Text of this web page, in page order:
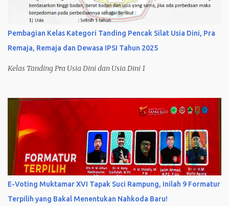
Pembagian Kelas Kategori Tanding Pencak Silat Usia Dini, Pra
Remaja, Remaja dan Dewasa IPSI Tahun 2025
Kelas Tanding Pra Usia Dini dan Usia Dini 1
E-Voting Muktamar XVI Tapak Suci Rampung, Inilah 9 Formatur
Terpilih yang Bakal Menentukan Nahkoda Baru!